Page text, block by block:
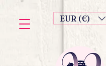
EUR (€)